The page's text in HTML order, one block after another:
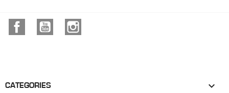
Facebook YouTube
CATEGORIES 